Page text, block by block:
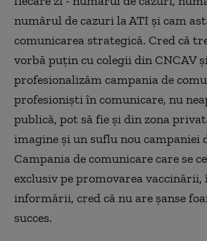
numărul de cazuri la ATI și cam
comunicarea strategică. Cred că
vorbă puțin cu colegii din CNCAV
profesionalizăm campania de
profesioniști în comunicare, nu
publică, pot să fie și din zona
imagine și un suflu nou campaniei
Campania de comunicare care se
exclusiv pe promovarea vaccinării,
informării, cred că nu are șanse
succes.